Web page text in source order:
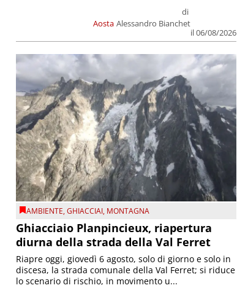
Aosta
di
Alessandro Bianchet
il 06/08/2026
AMBIENTE,GHIACCIAI, MONTAGNA
Ghiacciaio Planpincieux, riapertura
diurna della strada della Val Ferret
Riapre oggi, giovedì 6 agosto, solo di giorno e solo in
discesa, la strada comunale della Val Ferret; si riduce
lo scenario di rischio, in movimento u...